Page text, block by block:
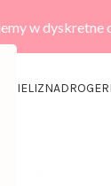
w dyskretne
BIELIZNA